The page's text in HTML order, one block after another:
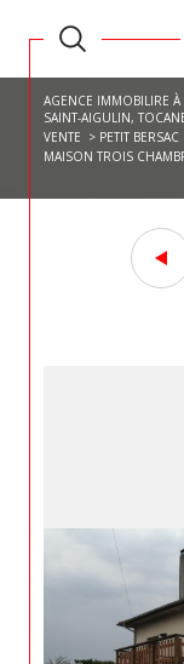
AGENCE IMMOBILIRE À
SAINT-AIGULIN,
VENTE
PETIT BERSAC
MAISON TROIS